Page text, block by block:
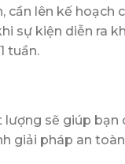
lên kế hoạch
kiện diễn ra
tuần.
sẽ giúp
giải pháp an